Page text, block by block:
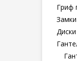
Гриф
Замки
Диски